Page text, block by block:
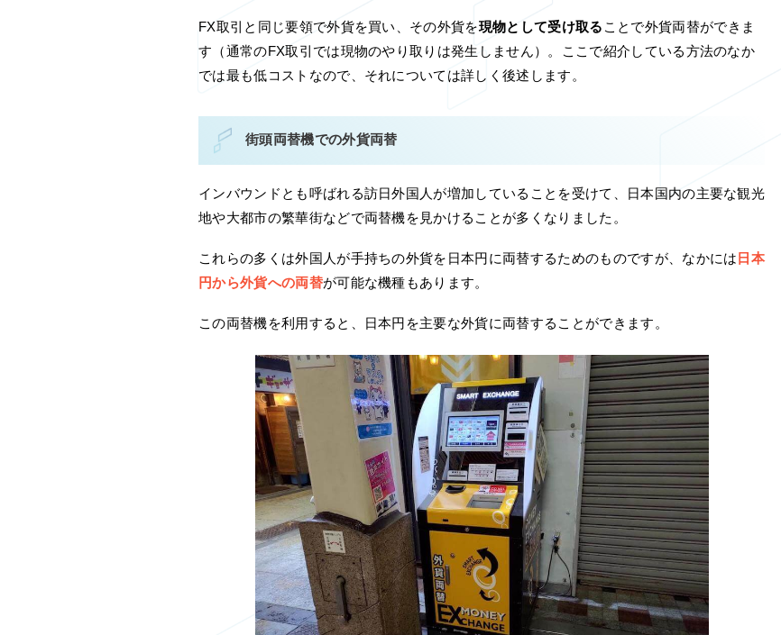
FX取引と同じ要領で外貨を買い、その外貨を現物として受け取る ことで外貨両替ができま
す（通常のFX取引では現物のやり取りは発生しません）。ここで紹介している方法のなか
では最も低コストなので、それについては詳しく後述します。
街頭両替機での外貨両替
インバウンドとも呼ばれる訪日外国人が増加していることを受けて、日本国内の主要な観光
地や大都市の繁華街などで両替機を見かけることが多くなりました。
これらの多くは外国人が手持ちの外貨を日本円に両替するためのものですが、なかには 日本
円から外貨への両替が可能な機種もあります。
この両替機を利用すると、日本円を主要な外貨に両替することができます。